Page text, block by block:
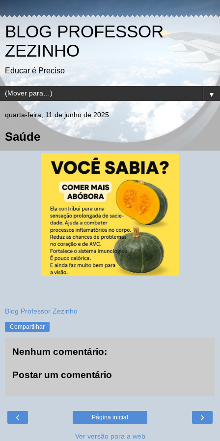
BLOG PROFESSOR
ZEZINHO
Educar é Preciso
▼
quarta-feira, 11 de junho de 2025
Saúde
Blog Professor Zezinho
Compartilhar
Nenhum comentário:
Postar um comentário
‹ ›
Página inicial
Ver versão para a web